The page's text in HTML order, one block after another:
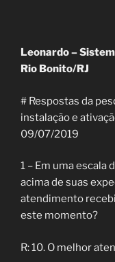
Leonardo –
Rio Bonito/RJ
# Respostas da
instalação e
09/07/2019
1 – Em uma escala
acima de suas
atendimento
este momento?
R: 10. O melhor